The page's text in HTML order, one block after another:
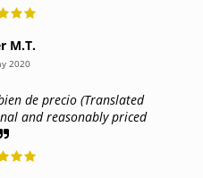
M.T.
2020
de precio (Translated
and reasonably priced